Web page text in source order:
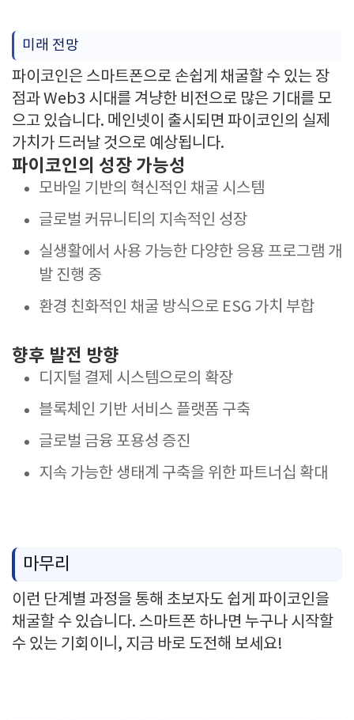
미래 전망
파이코인은 스마트폰으로 손쉽게 채굴할 수 있는 장
점과 Web3 시대를 겨냥한 비전으로 많은 기대를 모
으고 있습니다. 메인넷이 출시되면 파이코인의 실제
가치가 드러날 것으로 예상됩니다.
파이코인의 성장 가능성
모바일 기반의 혁신적인 채굴 시스템
글로벌 커뮤니티의 지속적인 성장
실생활에서 사용 가능한 다양한 응용 프로그램 개
발 진행 중
환경 친화적인 채굴 방식으로 ESG 가치 부합
향후 발전 방향
디지털 결제 시스템으로의 확장
블록체인 기반 서비스 플랫폼 구축
글로벌 금융 포용성 증진
지속 가능한 생태계 구축을 위한 파트너십 확대
마무리
이런 단계별 과정을 통해 초보자도 쉽게 파이코인을
채굴할 수 있습니다. 스마트폰 하나면 누구나 시작할
수 있는 기회이니, 지금 바로 도전해 보세요!